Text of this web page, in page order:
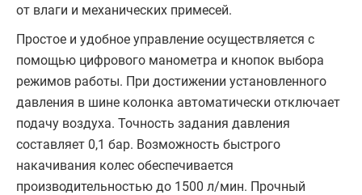
от влаги и механических примесей.
Простое и удобное управление осуществляется с
помощью цифрового манометра и кнопок выбора
режимов работы. При достижении установленного
давления в шине колонка автоматически отключает
подачу воздуха. Точность задания давления
составляет 0,1 бар. Возможность быстрого
накачивания колес обеспечивается
производительностью до 1500 л/мин. Прочный